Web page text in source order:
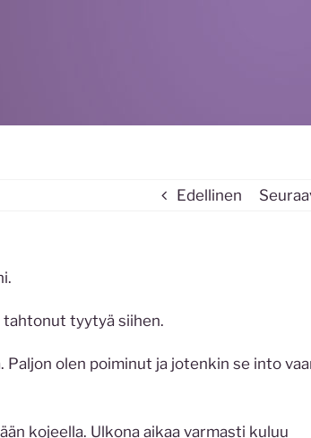
Edellinen
tahtonut tyytyä siihen.
olen poiminut ja jotenkin se into
kojeella. Ulkona aikaa varmasti kuluu